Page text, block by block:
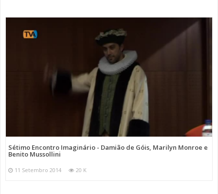
Sétimo Encontro Imaginário - Damião de Góis, Marilyn Monroe e
Benito Mussollini
11 Setembro 2014 20 K